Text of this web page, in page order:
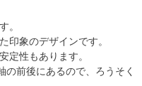
。
印象のデザインです。
定性もあります。
前後にあるので、ろうそく